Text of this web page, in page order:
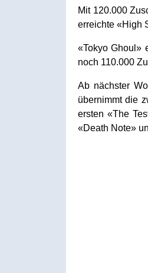
Mit 120.000
erreichte «High
«Tokyo Ghoul»
noch 110.000
Ab nächster
übernimmt die
ersten «The
«Death Note»